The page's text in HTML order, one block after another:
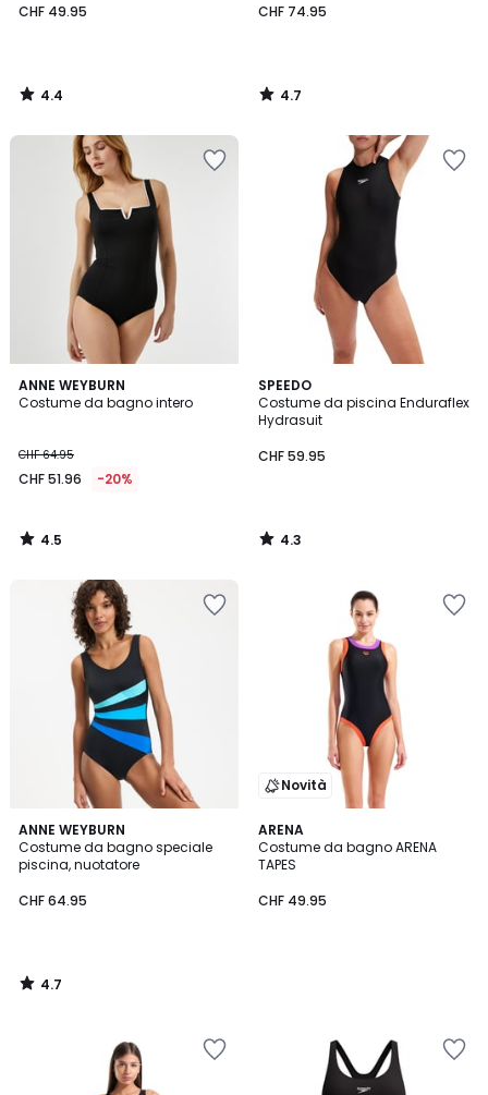
CHF 49.95
4.4
/
CHF 74.95
4.7
/
ANNE WEYBURN
Costume da bagno intero
CHF 64.95
CHF 51.96 -20%
4.5
/ 5
4.5
/
SPEEDO
Costume da piscina Enduraflex
Hydrasuit
CHF 59.95
4.3
/ 5
4.3
/
ANNE WEYBURN
Costume da bagno speciale
piscina, nuotatore
CHF 64.95
4.7
/ 5
4.7
/
Novità
ARENA
Costume da bagno ARENA
TAPES
CHF 49.95